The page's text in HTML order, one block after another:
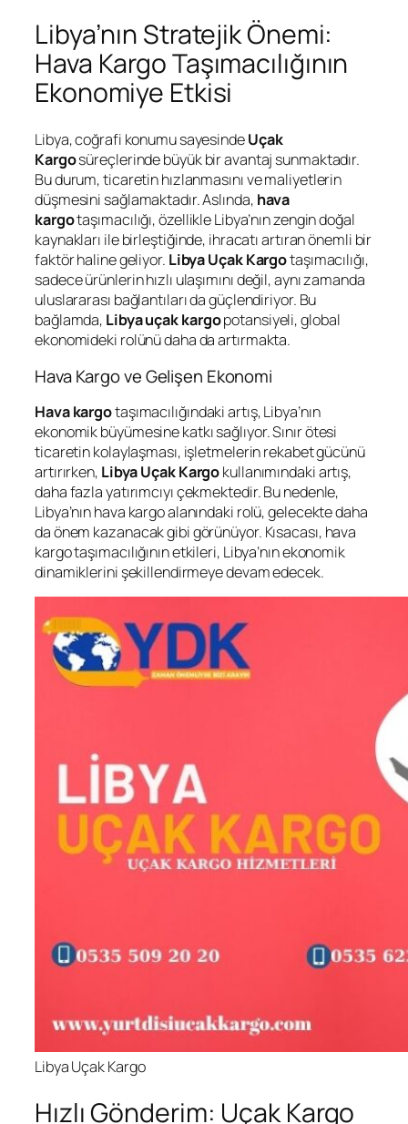
Libya’nın Stratejik Önemi:
Hava Kargo Taşımacılığının
Ekonomiye Etkisi
Libya, coğrafi konumu sayesindeUçak
Kargosüreçlerinde büyük bir avantaj sunmaktadır.
Bu durum, ticaretin hızlanmasını ve maliyetlerin
düşmesini sağlamaktadır. Aslında, hava
kargotaşımacılığı, özellikle Libya’nın zengin doğal
kaynakları ile birleştiğinde, ihracatı artıran önemli bir
faktör haline geliyor. Libya Uçak Kargotaşımacılığı,
sadece ürünlerin hızlı ulaşımını değil, aynı zamanda
uluslararası bağlantıları da güçlendiriyor. Bu
bağlamda, Libya uçakkargopotansiyeli, global
ekonomideki rolünü daha da artırmakta.
Hava Kargo ve Gelişen Ekonomi
Hava kargotaşımacılığındaki artış, Libya’nın
ekonomik büyümesine katkı sağlıyor. Sınır ötesi
ticaretin kolaylaşması, işletmelerin rekabet gücünü
artırırken, Libya Uçak Kargokullanımındaki artış,
daha fazla yatırımcıyı çekmektedir. Bu nedenle,
Libya’nın hava kargo alanındaki rolü, gelecekte daha
da önem kazanacak gibi görünüyor. Kısacası, hava
kargo taşımacılığının etkileri, Libya’nın ekonomik
dinamiklerini şekillendirmeye devam edecek.
Libya Uçak Kargo
Hızlı Gönderim: Uçak Kargo